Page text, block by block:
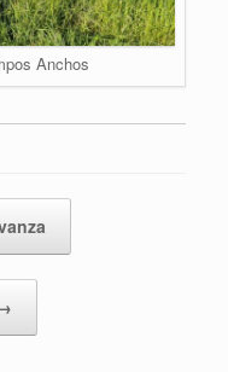
Anchos